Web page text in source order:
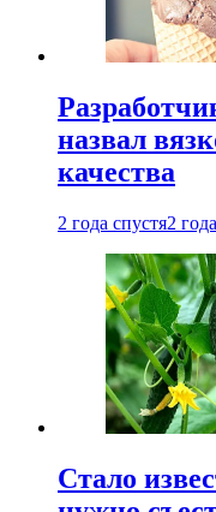
назвал
качества
2 года спустя2
Стало